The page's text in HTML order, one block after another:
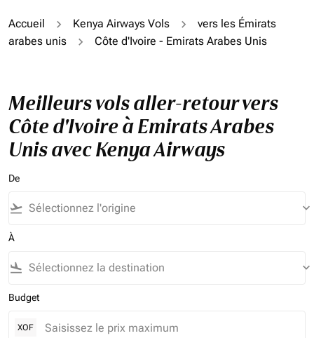
Accueil Kenya Airways Vols
vers les Émirats
arabes unis
Côte d'Ivoire - Emirats Arabes Unis
Meilleurs vols aller-retour vers
Côte d'Ivoire à Emirats Arabes
Unis avec Kenya Airways
De
flight_takeoff keyboard_arrow_down
À
flight_land keyboard_arrow_down
Budget
XOF